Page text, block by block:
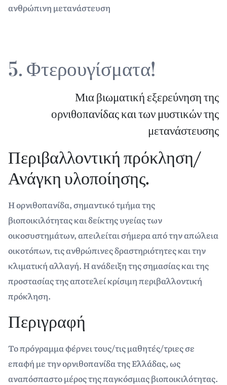
ανθρώπινη μετανάστευση
5. Φτερουγίσματα!
Μια βιωματική εξερεύνηση της
ορνιθοπανίδας και των μυστικών της
μετανάστευσης
Περιβαλλοντική πρόκληση/
Ανάγκη υλοποίησης.
Η ορνιθοπανίδα, σημαντικό τμήμα της
βιοποικιλότητας και δείκτης υγείας των
οικοσυστημάτων, απειλείται σήμερα από την απώλεια
οικοτόπων, τις ανθρώπινες δραστηριότητες και την
κλιματική αλλαγή. Η ανάδειξη της σημασίας και της
προστασίας της αποτελεί κρίσιμη περιβαλλοντική
πρόκληση.
Περιγραφή
Το πρόγραμμα φέρνει τους/τις μαθητές/τριες σε
επαφή με την ορνιθοπανίδα της Ελλάδας, ως
αναπόσπαστο μέρος της παγκόσμιας βιοποικιλότητας.